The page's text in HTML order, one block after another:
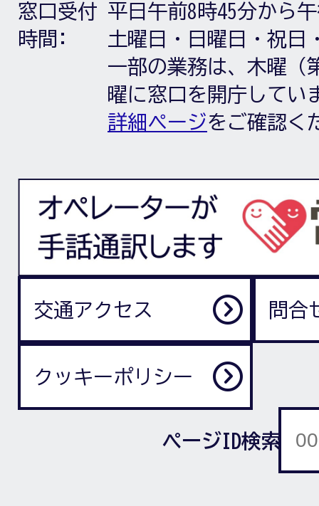
窓口受付
時間:
平日午前8時45分から
土曜日・日曜日・祝日
一部の業務は、木曜（
曜に窓口を開庁してい
詳細ページをご確認く
交通アクセス 問合
クッキーポリシー
ページID検索